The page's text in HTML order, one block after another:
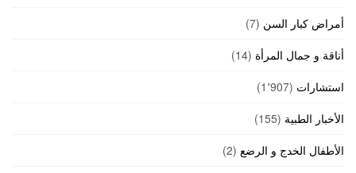
أمراض كبار السن (7)
أناقة و جمال المرأة (14)
استشارات (1٬907)
الأخبار الطبية (155)
الأطفال الخدج و الرضع (2)